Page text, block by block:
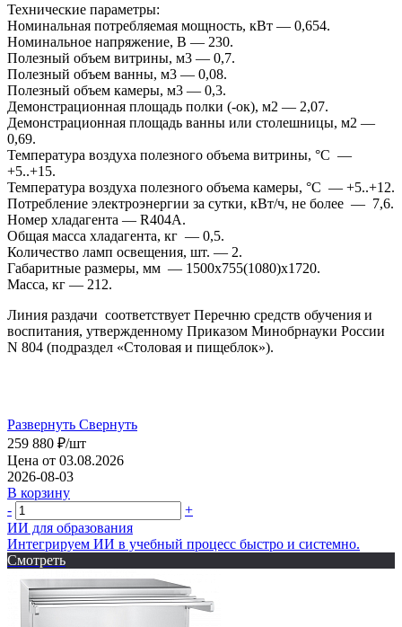
Технические параметры:
Номинальная потребляемая мощность, кВт — 0,654.
Номинальное напряжение, В — 230.
Полезный объем витрины, м3 — 0,7.
Полезный объем ванны, м3 — 0,08.
Полезный объем камеры, м3 — 0,3.
Демонстрационная площадь полки (-ок), м2 — 2,07.
Демонстрационная площадь ванны или столешницы, м2 —
0,69.
Температура воздуха полезного объема витрины, °С —
+5..+15.
Температура воздуха полезного объема камеры, °С — +5..+12.
Потребление электроэнергии за сутки, кВт/ч, не более — 7,6.
Номер хладагента — R404A.
Общая масса хладагента, кг — 0,5.
Количество ламп освещения, шт. — 2.
Габаритные размеры, мм — 1500x755(1080)x1720.
Масса, кг — 212.
Линия раздачи соответствует Перечню средств обучения и
воспитания, утвержденному Приказом Минобрнауки России
N 804 (подраздел «Столовая и пищеблок»).
Развернуть Свернуть
259 880 ₽/шт
Цена от 03.08.2026
2026-08-03
В корзину
-
+
ИИ для образования
Интегрируем ИИ в учебный процесс быстро и системно.
Смотреть